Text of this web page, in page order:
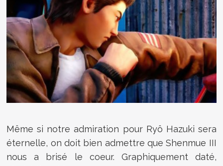
Même si notre admiration pour Ryô Hazuki sera
éternelle, on doit bien admettre que Shenmue III
nous a brisé le coeur. Graphiquement daté,